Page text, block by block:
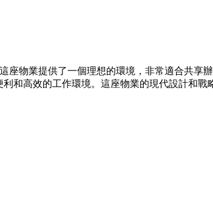
座物業提供了一個理想的環境，非常適合共享
和高效的工作環境。這座物業的現代設計和戰